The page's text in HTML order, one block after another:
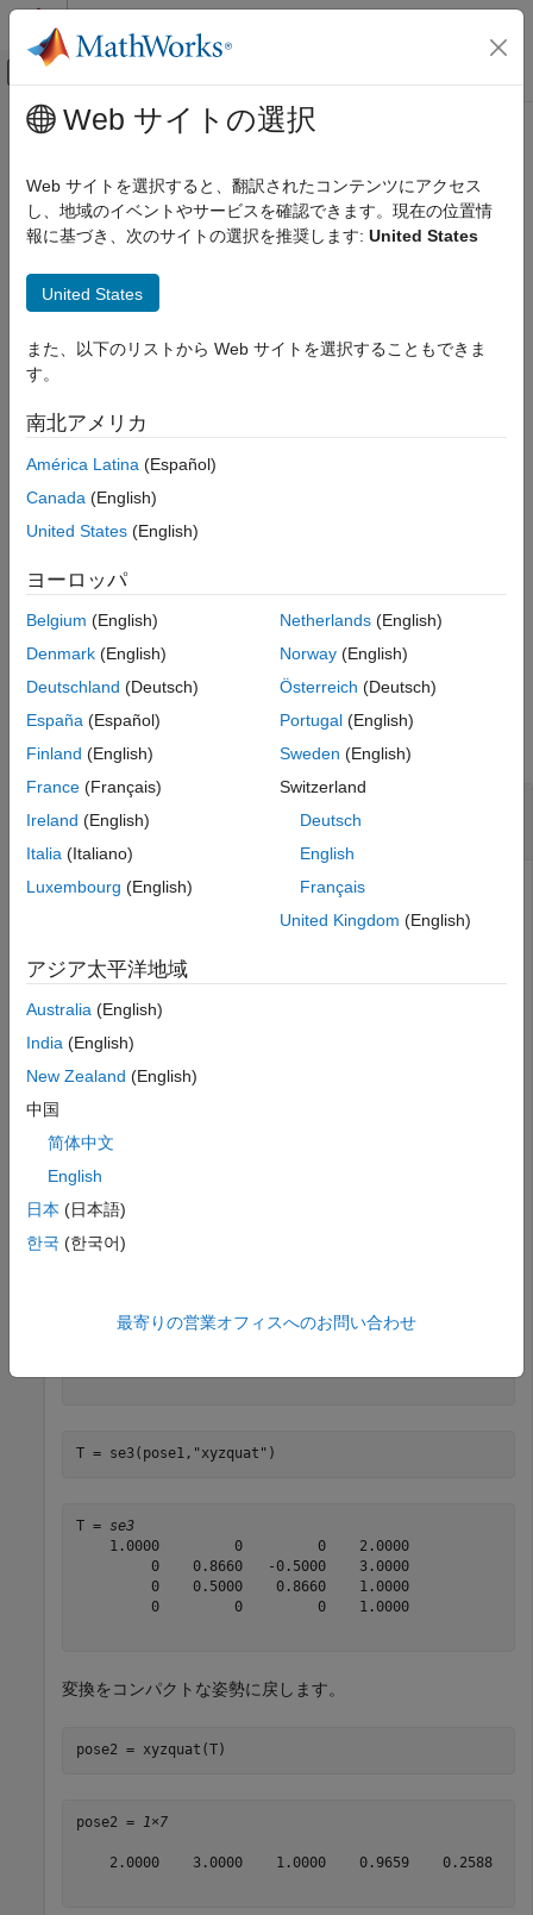
コンテンツへスキップ
オフキャンバス ナビゲーション メ
ドキュメンテーションのホーム
ロボティクスおよび自律システム
Sensor Fusion and Tracking Toolbox
項目一覧
構文
例
入力引数
出力引数
バージョン履歴
メインコンテンツ
xyzquat
変換または回転をコンパクトな 3 次元姿勢表現に変換する
R2023b 以降
構文
pose = xyzquat(transformation)
pose = xyzquat(rotation)
説明
ンパクトな 3 次元姿勢表現
例
pose= xyzquat(
ンパクトな 3 次元姿勢表現poseに変換します。
例
すべて折りたたむ
SE(3) 変換の 3 次元のコンパクトな姿勢への変
換
Robotics System Toolbox
Sensor Fusion and Tracking Toolbox
元数を作成します。
trvec = [2 3 1];
pose1 = [trvec quat1]
pose1 = 1×7
T = se3(pose1, "xyzquat" )
T = se3
    1.0000         0         0    2.0000
         0    0.8660   -0.5000    3.0000
         0    0.5000    0.8660    1.0000
         0         0         0    1.0000
変換をコンパクトな姿勢に戻します。
pose2 = xyzquat(T)
pose2 = 1×7
2.0000    3.0000    1.0000    0.9659    0.2588
Web サイトの選択
Web サイトを選択すると、翻訳されたコンテンツにアクセス
し、地域のイベントやサービスを確認できます。現在の位置情
報に基づき、次のサイトの選択を推奨します: United States
United States
また、以下のリストから Web サイトを選択することもできま
す。
南北アメリカ
América Latina (Español)
Canada (English)
United States (English)
ヨーロッパ
Belgium (English)
Denmark (English)
Deutschland (Deutsch)
España (Español)
Finland (English)
France (Français)
Ireland (English)
Italia (Italiano)
Luxembourg (English)
Netherlands(English)
Norway(English)
Österreich (Deutsch)
Portugal(English)
Sweden (English)
Switzerland
Deutsch
English
Français
United Kingdom (English)
アジア太平洋地域
Australia (English)
India (English)
New Zealand (English)
中国
简体中文
English
日本 (日本語)
한국 (한국어)
最寄りの営業オフィスへのお問い合わせ